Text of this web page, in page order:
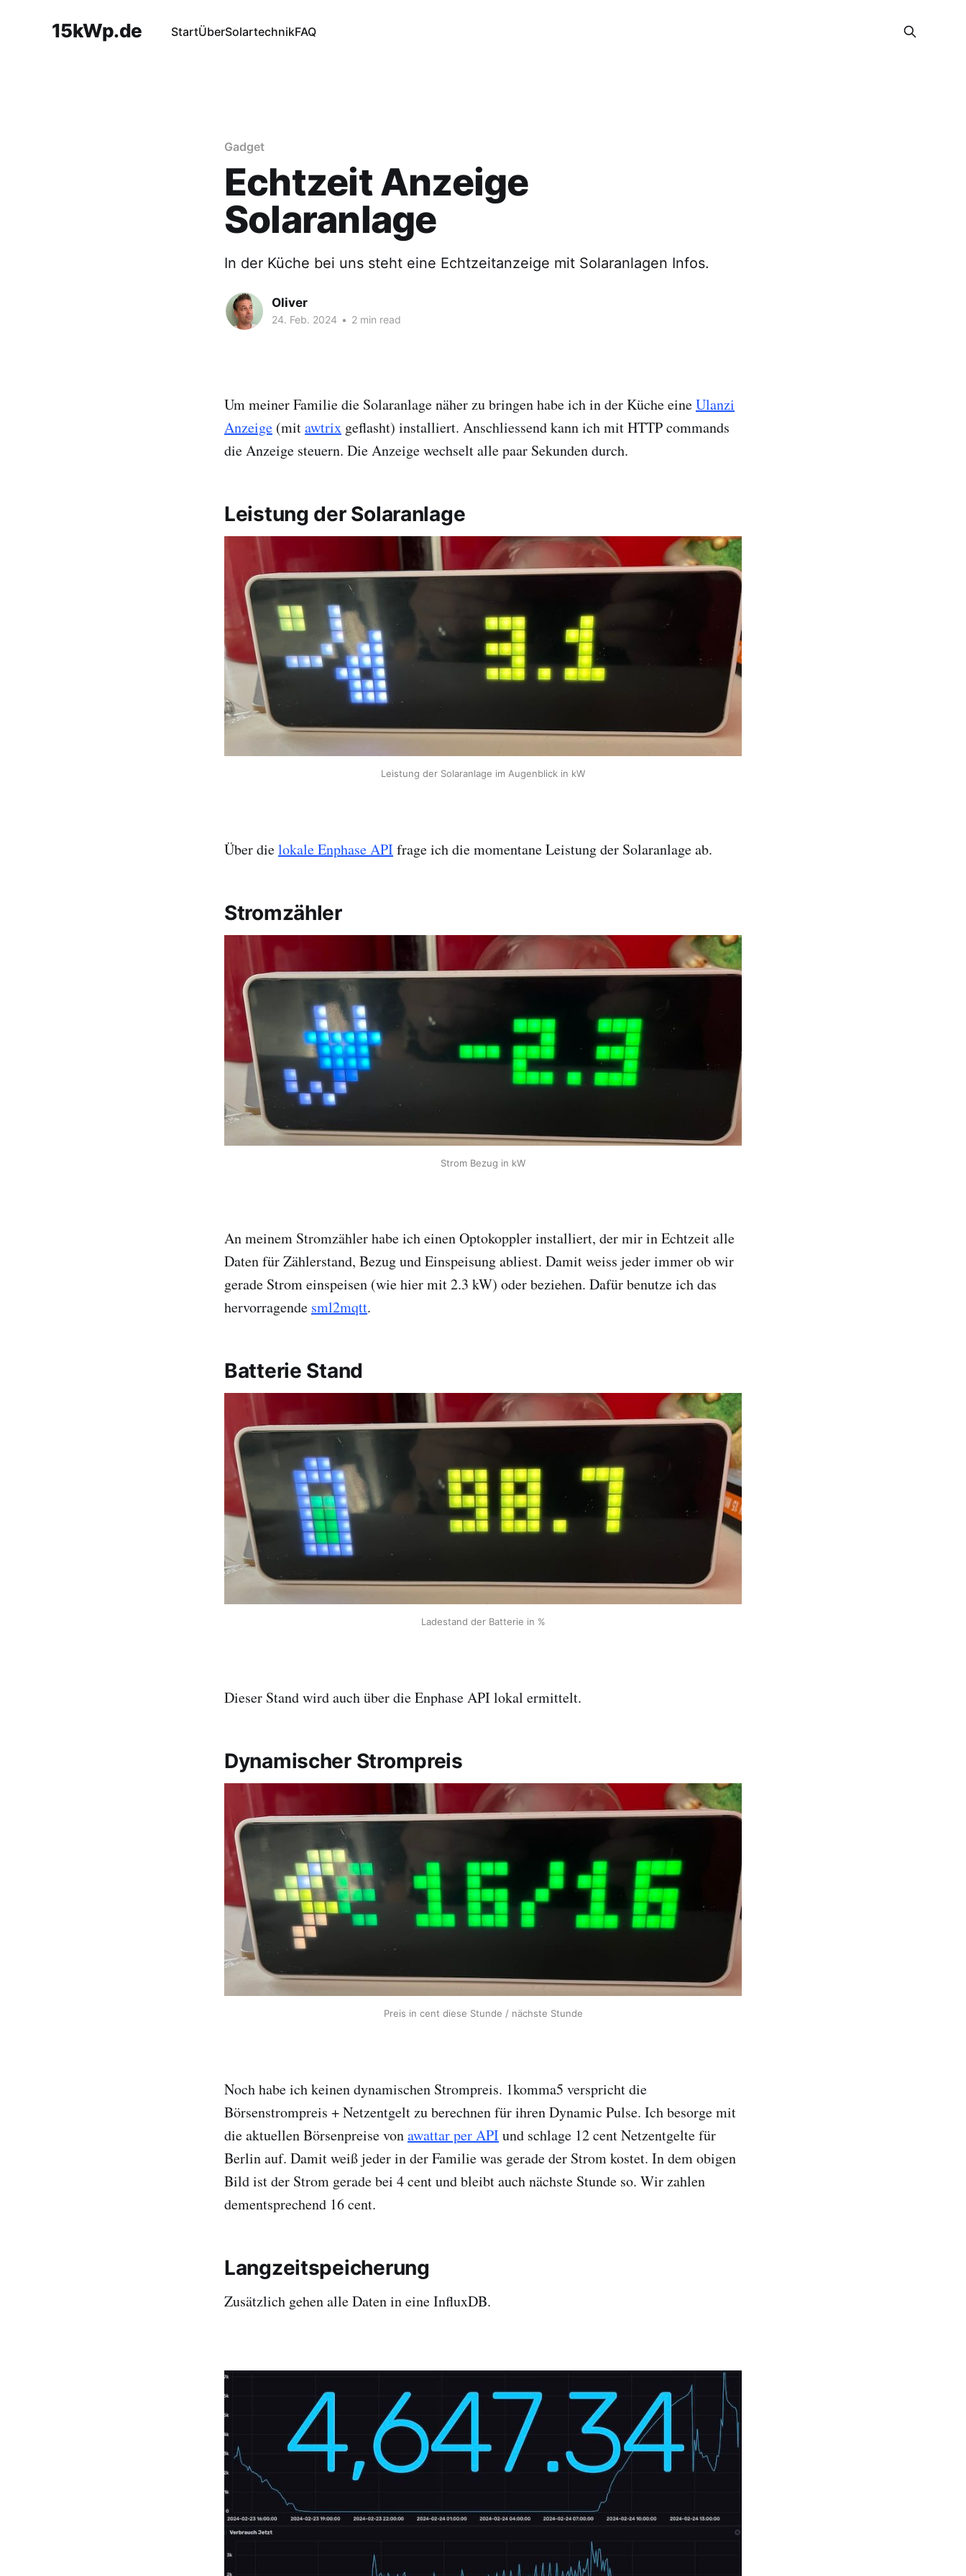
15kWp.de StartÜberSolartechnikFAQ
Gadget
Echtzeit Anzeige
Solaranlage
In der Küche bei uns steht eine Echtzeitanzeige mit Solaranlagen Infos.
Oliver
24. Feb. 2024 • 2 min read
Um meiner Familie die Solaranlage näher zu bringen habe ich in der Küche eineUlanzi
Anzeige (mitawtrix geflasht) installiert. Anschliessend kann ich mit HTTP commands
die Anzeige steuern. Die Anzeige wechselt alle paar Sekunden durch.
Leistung der Solaranlage
Leistung der Solaranlage im Augenblick in kW
Über dielokale Enphase APIfrage ich die momentane Leistung der Solaranlage ab.
Stromzähler
Strom Bezug in kW
An meinem Stromzähler habe ich einen Optokoppler installiert, der mir in Echtzeit alle
Daten für Zählerstand, Bezug und Einspeisung abliest. Damit weiss jeder immer ob wir
gerade Strom einspeisen (wie hier mit 2.3 kW) oder beziehen. Dafür benutze ich das
hervorragende sml2mqtt.
Batterie Stand
Ladestand der Batterie in %
Dieser Stand wird auch über die Enphase API lokal ermittelt.
Dynamischer Strompreis
Preis in cent diese Stunde / nächste Stunde
Noch habe ich keinen dynamischen Strompreis. 1komma5 verspricht die
Börsenstrompreis + Netzentgelt zu berechnen für ihren Dynamic Pulse. Ich besorge mit
die aktuellen Börsenpreise vonawattar per APIund schlage 12 cent Netzentgelte für
Berlin auf. Damit weiß jeder in der Familie was gerade der Strom kostet. In dem obigen
Bild ist der Strom gerade bei 4 cent und bleibt auch nächste Stunde so. Wir zahlen
dementsprechend 16 cent.
Langzeitspeicherung
Zusätzlich gehen alle Daten in eine InfluxDB.